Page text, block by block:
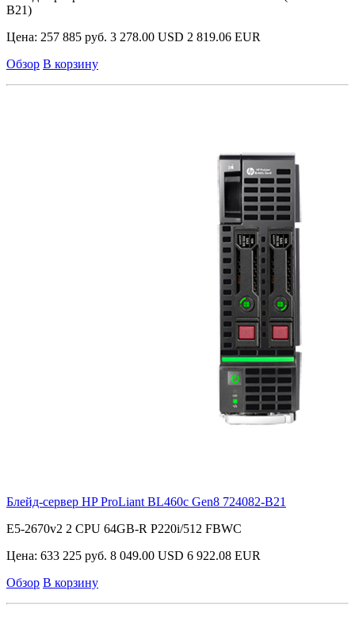
B21)
Цена: 257 885 руб. 3 278.00 USD 2 819.06 EUR
Обзор В корзину
Блейд-сервер HP ProLiant BL460c Gen8 724082-B21
E5-2670v2 2 CPU 64GB-R P220i/512 FBWC
Цена: 633 225 руб. 8 049.00 USD 6 922.08 EUR
Обзор В корзину